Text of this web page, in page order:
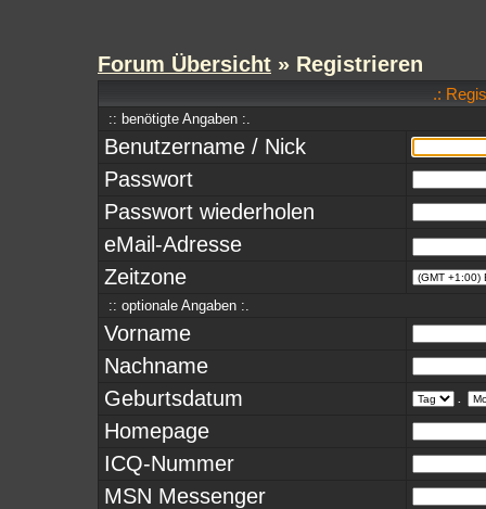
Forum Übersicht » Registrieren
.:
:: benötigte Angaben :.
Benutzername / Nick
Passwort
Passwort wiederholen
eMail-Adresse
Zeitzone
:: optionale Angaben :.
Vorname
Nachname
Geburtsdatum
Homepage
ICQ-Nummer
MSN Messenger